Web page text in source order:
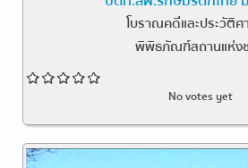
โบราณคดีและประวัติ
พิพิธภัณฑ์สถานแห่ง
No votes yet